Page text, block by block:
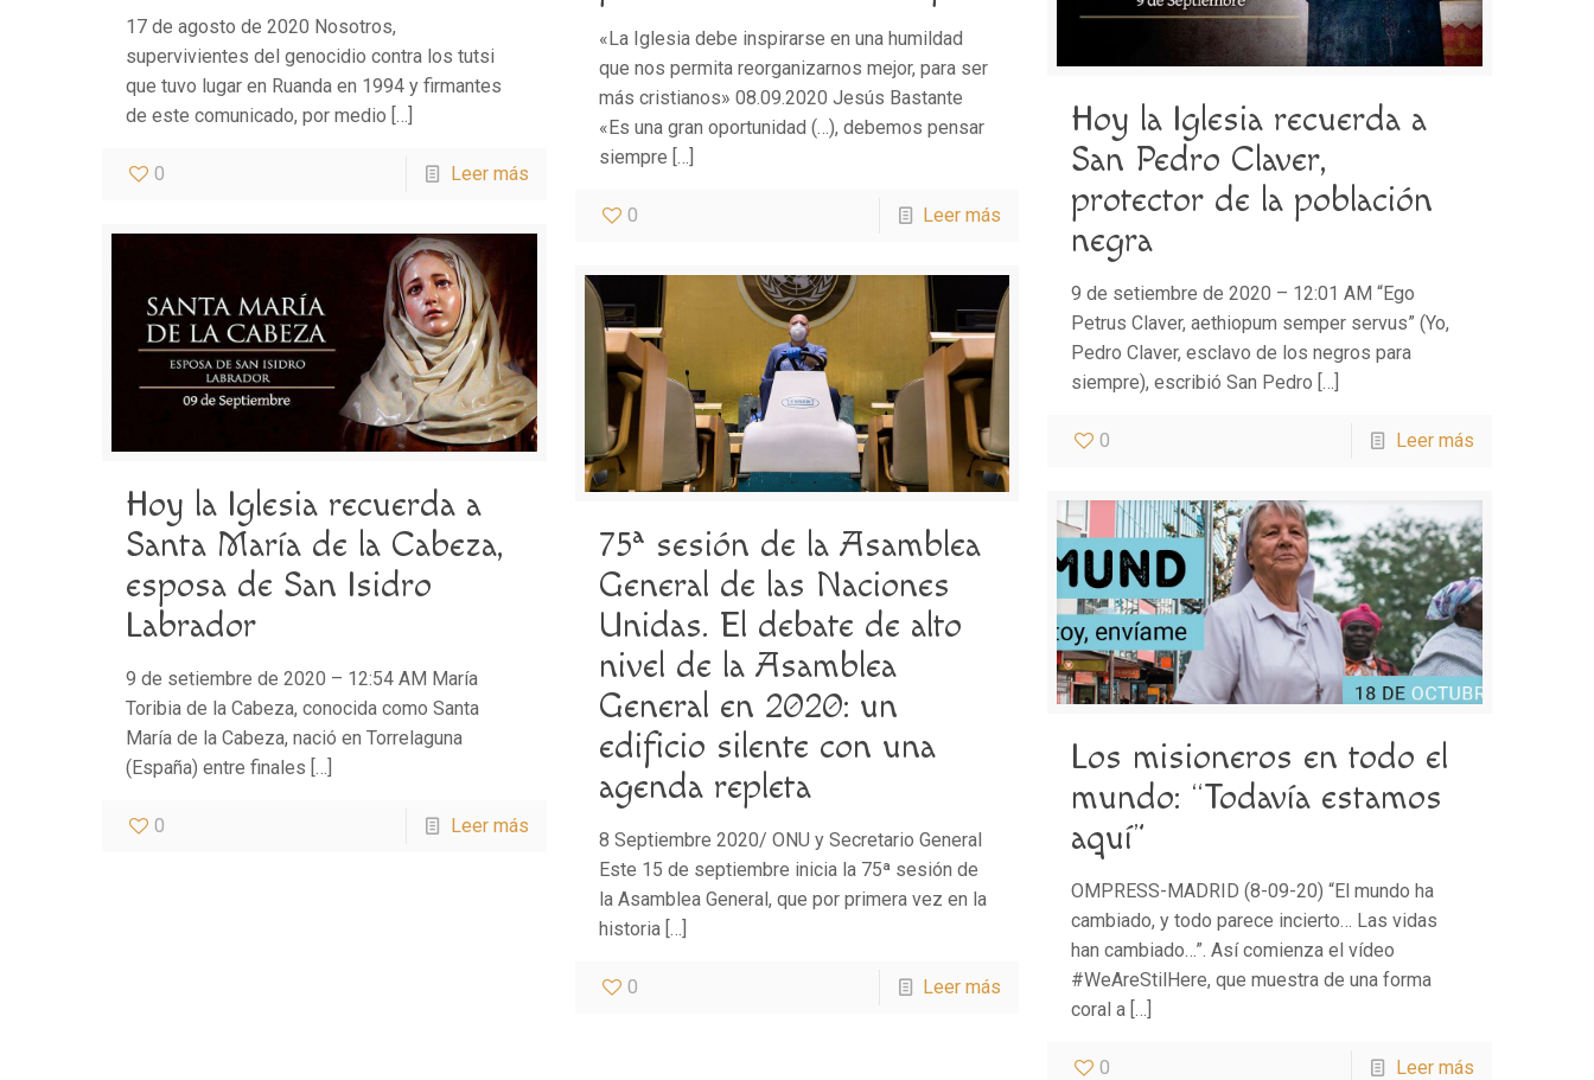
17 de agosto de 2020 Nosotros,
supervivientes del genocidio contra los tutsi
que tuvo lugar en Ruanda en 1994 y firmantes
de este comunicado, por medio […]
0 Leer más
«La Iglesia debe inspirarse en una humildad
que nos permita reorganizarnos mejor, para ser
más cristianos» 08.09.2020 Jesús Bastante
«Es una gran oportunidad (…), debemos pensar
siempre […]
0 Leer más
Hoy la Iglesia recuerda a
San Pedro Claver,
protector de la población
negra
9 de setiembre de 2020 – 12:01 AM “Ego
Petrus Claver, aethiopum semper servus” (Yo,
Pedro Claver, esclavo de los negros para
siempre), escribió San Pedro […]
0 Leer más
Hoy la Iglesia recuerda a
Santa María de la Cabeza,
esposa de San Isidro
Labrador
9 de setiembre de 2020 – 12:54 AM María
Toribia de la Cabeza, conocida como Santa
María de la Cabeza, nació en Torrelaguna
(España) entre finales […]
0 Leer más
75ª sesión de la Asamblea
General de las Naciones
Unidas. El debate de alto
nivel de la Asamblea
General en 2020: un
edificio silente con una
agenda repleta
8 Septiembre 2020/ ONU y Secretario General
Este 15 de septiembre inicia la 75ª sesión de
la Asamblea General, que por primera vez en la
historia[…]
0 Leer más
Los misioneros en todo el
mundo: “Todavía estamos
aquí”
OMPRESS-MADRID (8-09-20) “El mundo ha
cambiado, y todo parece incierto… Las vidas
han cambiado…”. Así comienza el vídeo
#WeAreStilHere, que muestra de una forma
coral a […]
0 Leer más